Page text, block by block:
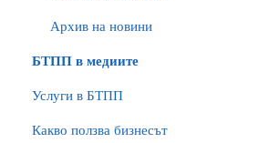
Архив на новини
БTПП в медиите
Услуги в БТПП
Какво ползва бизнесът